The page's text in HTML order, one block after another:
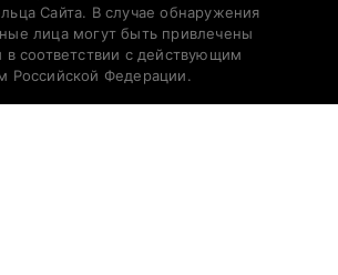
Сайта. В случае обнаружения
лица могут быть привлечены
в соответствии с действующим
Российской Федерации.